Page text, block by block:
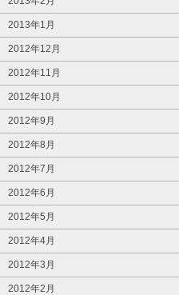
2013年1月
2012年12月
2012年11月
2012年10月
2012年9月
2012年8月
2012年7月
2012年6月
2012年5月
2012年4月
2012年3月
2012年2月